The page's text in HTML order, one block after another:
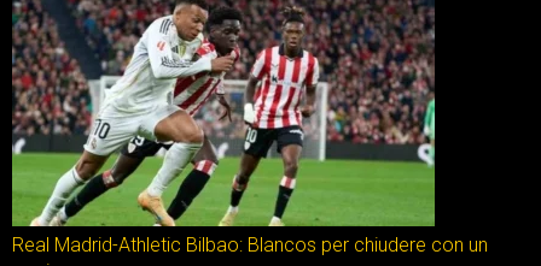
Real Madrid-Athletic Bilbao: Blancos per chiudere con un